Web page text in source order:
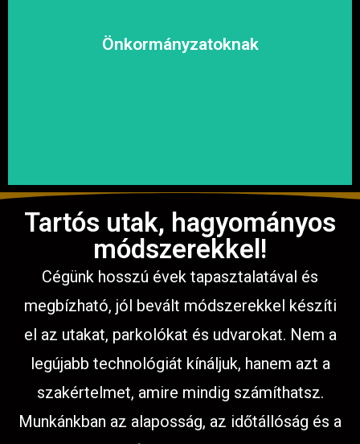
Önkormányzatoknak
garantáljuk a hosszú távú és fenntartható
megoldásokat, hogy a közösség biztonságosan és
Tartós utak, hagyományos
módszerekkel!
Cégünk hosszú évek tapasztalatával és
megbízható, jól bevált módszerekkel készíti
el az utakat, parkolókat és udvarokat. Nem a
legújabb technológiát kínáljuk, hanem azt a
szakértelmet, amire mindig számíthatsz.
Munkánkban az alaposság, az időtállóság és a